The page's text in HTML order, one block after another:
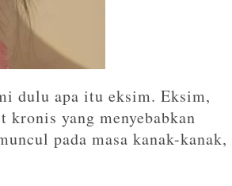
dulu apa itu eksim. Eksim,
yang menyebabkan
pada masa kanak-kanak,